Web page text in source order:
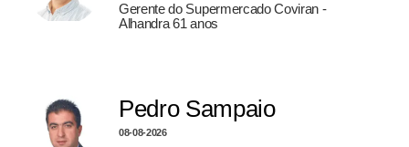
Gerente do Supermercado Coviran -
Alhandra 61 anos
Pedro Sampaio
08-08-2026